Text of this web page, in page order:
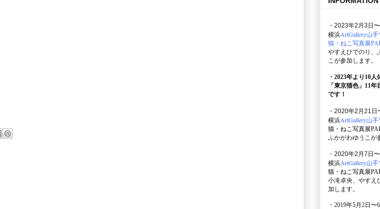
・2023年2月3日
横浜ArtGallery山手
猫・ねこ写真展
やすえひでのり、
こが参加します。
・2023年より10
「東京猫色」 11年
です！
・2020年2月21日
横浜ArtGallery山手
猫・ねこ写真展
ふかがわゆうこが
・2020年2月7日
横浜ArtGallery山手
猫・ねこ写真展
小滝卓央、やすえ
加します。
・2019年5月2日〜